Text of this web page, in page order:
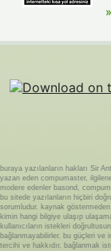
buraya yazılanların hakları Sir
yazan eden compumaster,
modere edenler basond,
bu sitede yazılanların hiçbiri
sorumludur. kaynak
kimin hangi bilgiye ulaşıp
kullanıcıların istekleri
bağlanmayabilirler. bu güçleri ve
tercihi ve hakkıdır. bağlanmak